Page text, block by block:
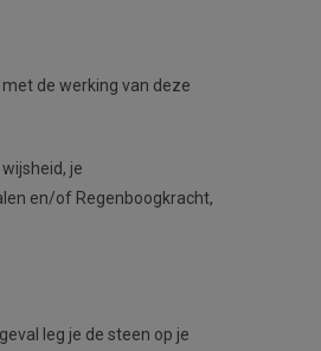
de werking van deze
je
en/of Regenboogkracht,
leg je de steen op je